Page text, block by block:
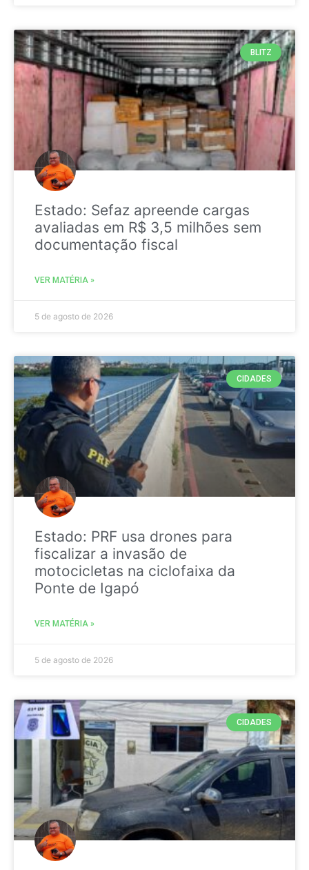
BLITZ
Estado: Sefaz apreende cargas
avaliadas em R$ 3,5 milhões sem
documentação fiscal
VER MATÉRIA »
5 de agosto de 2026
CIDADES
Estado: PRF usa drones para
fiscalizar a invasão de
motocicletas na ciclofaixa da
Ponte de Igapó
VER MATÉRIA »
5 de agosto de 2026
CIDADES